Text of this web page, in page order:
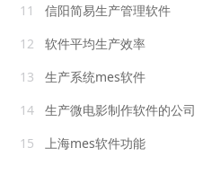
11
信阳简易生产管理软件
12
软件平均生产效率
13
生产系统mes软件
14
生产微电影制作软件的公司
15
上海mes软件功能